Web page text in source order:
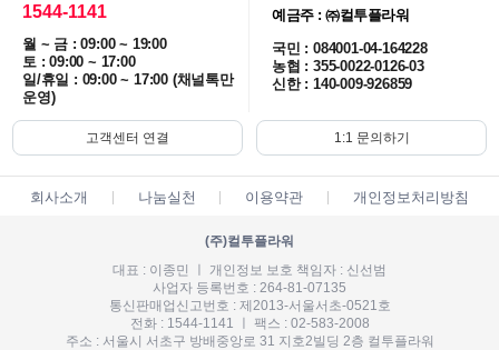
1544-1141
월 ~ 금 : 09:00 ~ 19:00
토 : 09:00 ~ 17:00
일/휴일 : 09:00 ~ 17:00 (채널톡만
운영)
예금주 : ㈜컬투플라워
국민 : 084001-04-164228
농협 : 355-0022-0126-03
신한 : 140-009-926859
고객센터 연결 1:1 문의하기
회사소개 나눔실천 이용약관 개인정보처리방침
(주)컬투플라워
대표 : 이종민 ㅣ 개인정보 보호 책임자 : 신선범
사업자 등록번호 : 264-81-07135
통신판매업신고번호 : 제2013-서울서초-0521호
전화 : 1544-1141 ㅣ 팩스 : 02-583-2008
주소 : 서울시 서초구 방배중앙로 31 지호2빌딩 2층 컬투플라워